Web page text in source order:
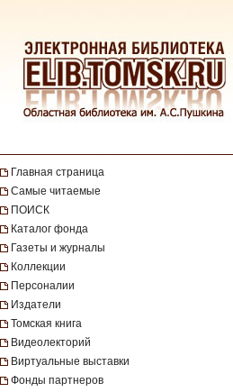
Главная страница
Самые читаемые
ПОИСК
Каталог фонда
Газеты и журналы
Коллекции
Персоналии
Издатели
Томская книга
Видеолекторий
Виртуальные выставки
Фонды партнеров